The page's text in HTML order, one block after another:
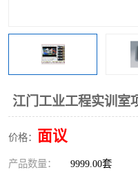
江门工业工程实训室
价格： 面议
产品数量： 9999.00套